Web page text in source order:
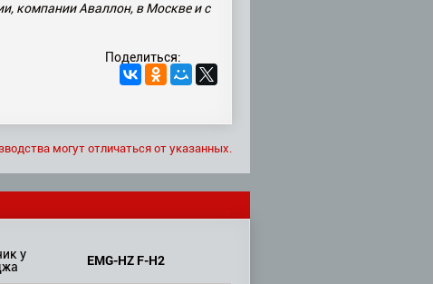
компании Аваллон, в Москве и с
Поделиться:
могут отличаться от указанных.
у
EMG-HZ F-H2